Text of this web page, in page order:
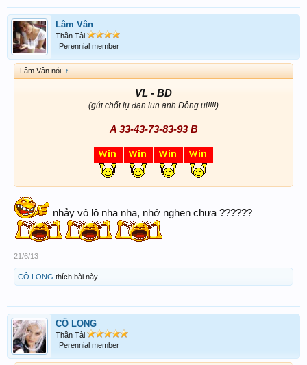
Lâm Vân
Thần Tài
Perennial member
Lâm Vân nói: ↑
VL - BD
(gút chốt lụ đạn lun anh Đồng ui!!!!)
A 33-43-73-83-93 B
nhảy vô lô nha nha, nhớ nghen chưa ??????
21/6/13
CÔ LONG thích bài này.
CÔ LONG
Thần Tài
Perennial member